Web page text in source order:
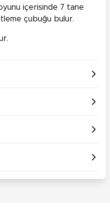
içerisinde 7 tane
çubuğu bulur.